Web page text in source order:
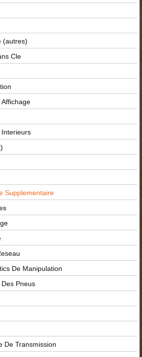
(autres)
Cle
Interieurs
Supplementaire
De Manipulation
Pneus
De Transmission